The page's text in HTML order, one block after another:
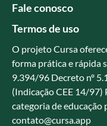
Fale conosco
Termos de uso
O projeto Cursa
forma prática e rápida
9.394/96 Decreto nº
(Indicação CEE 14/
categoria de educação
contato@cursa.app